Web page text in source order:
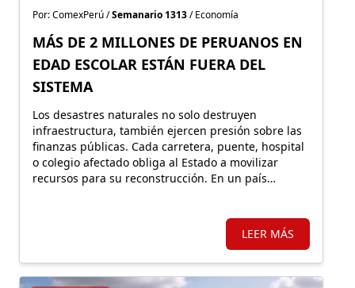
Por: ComexPerú /Semanario 1313/ Economía
MÁS DE 2 MILLONES DE PERUANOS EN
EDAD ESCOLAR ESTÁN FUERA DEL
SISTEMA
Los desastres naturales no solo destruyen
infraestructura, también ejercen presión sobre las
finanzas públicas. Cada carretera, puente, hospital
o colegio afectado obliga al Estado a movilizar
recursos para su reconstrucción. En un país
LEER MÁS